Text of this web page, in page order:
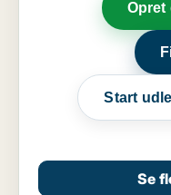
Opret
Start
Se